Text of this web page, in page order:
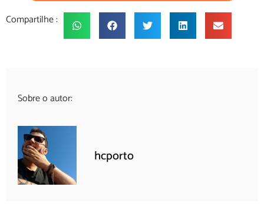
Compartilhe :
Sobre o autor:
hcporto